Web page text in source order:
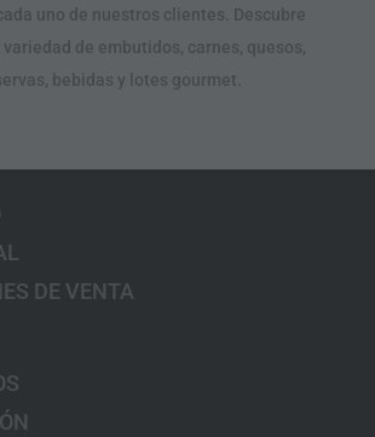
uno de nuestros clientes. Descubre
de embutidos, carnes, quesos,
bebidas y lotes gourmet.
DE VENTA